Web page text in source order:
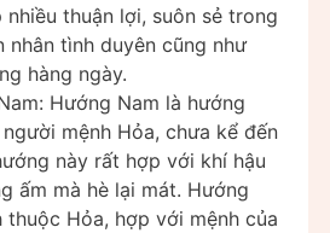
thuận lợi, suôn sẻ trong
nhân tình duyên cũng như
hàng ngày.
Hướng Nam là hướng
mệnh Hỏa, chưa kể đến
này rất hợp với khí hậu
ấm mà hè lại mát. Hướng
thuộc Hỏa, hợp với mệnh của